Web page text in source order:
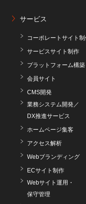
サービス
コーポレートサイト
サービスサイト制作
プラットフォーム構築
会員サイト
CMS開発
業務システム開発／
DX推進サービス
ホームページ集客
アクセス解析
Webブランディング
ECサイト制作
Webサイト運用・
保守管理